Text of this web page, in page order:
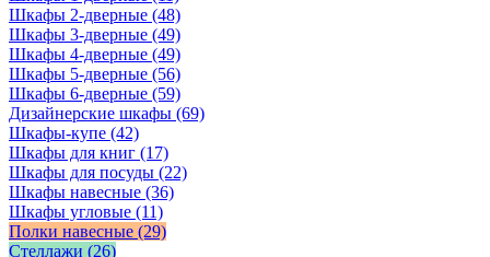
Шкафы 2-дверные (48)
Шкафы 3-дверные (49)
Шкафы 4-дверные (49)
Шкафы 5-дверные (56)
Шкафы 6-дверные (59)
Дизайнерские шкафы (69)
Шкафы-купе (42)
Шкафы для книг (17)
Шкафы для посуды (22)
Шкафы навесные (36)
Шкафы угловые (11)
Полки навесные (29)
Стеллажи (26)